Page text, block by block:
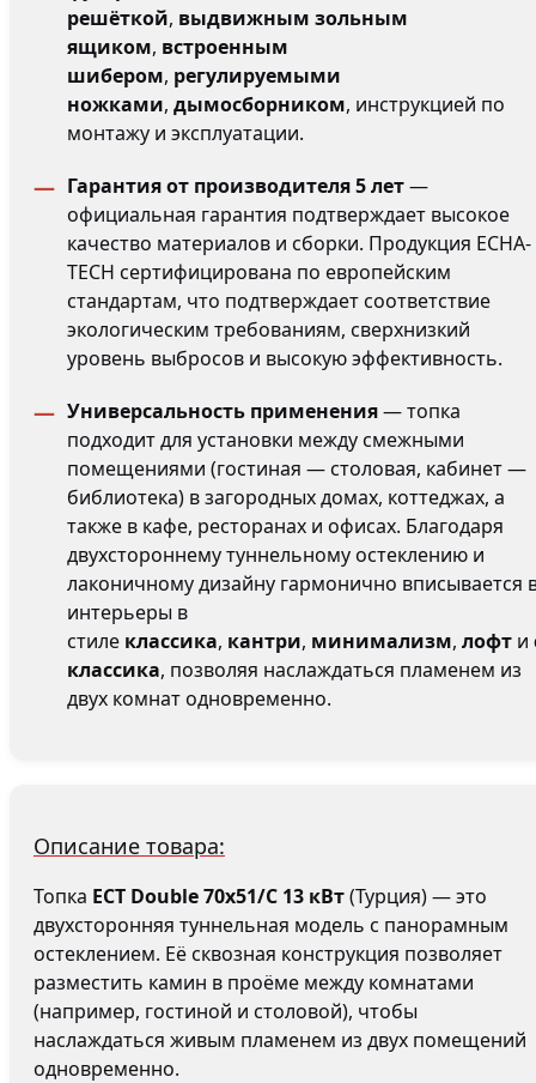
решёткой, выдвижным зольным
ящиком, встроенным
шибером, регулируемыми
ножками, дымосборником, инструкцией по
монтажу и эксплуатации.
Гарантия от производителя 5 лет—
официальная гарантия подтверждает высокое
качество материалов и сборки. Продукция ECHA-
TECH сертифицирована по европейским
стандартам, что подтверждает соответствие
экологическим требованиям, сверхнизкий
уровень выбросов и высокую эффективность.
Универсальность применения— топка
подходит для установки между смежными
помещениями (гостиная — столовая, кабинет —
библиотека) в загородных домах, коттеджах, а
также в кафе, ресторанах и офисах. Благодаря
двухстороннему туннельному остеклению и
лаконичному дизайну гармонично вписывается
интерьеры в
стиле классика, кантри, минимализм, лофт и
классика, позволяя наслаждаться пламенем из
двух комнат одновременно.
Описание товара:
Топка ECT Double 70x51/C 13 кВт(Турция) — это
двухсторонняя туннельная модель с панорамным
остеклением. Её сквозная конструкция позволяет
разместить камин в проёме между комнатами
(например, гостиной и столовой), чтобы
наслаждаться живым пламенем из двух помещений
одновременно.